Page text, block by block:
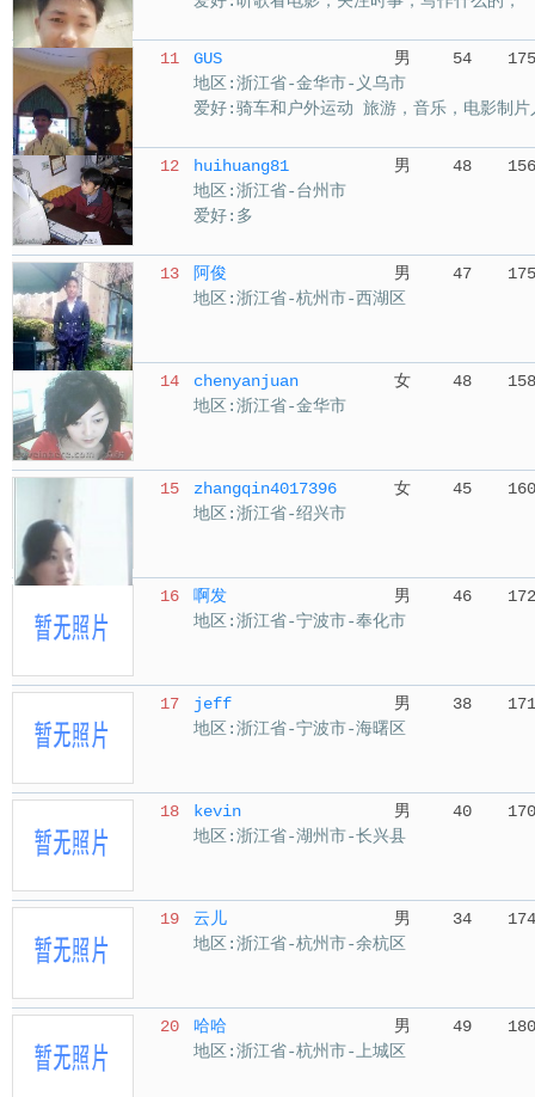
11 GUS 男 54
175
地区:浙江省-金华市-义乌市
爱好:骑车和户外运动 旅游，音乐，电影制片
12 huihuang81 男 48
156
地区:浙江省-台州市
爱好:多
13 阿俊 男 47
175
地区:浙江省-杭州市-西湖区
14 chenyanjuan 女 48
158
地区:浙江省-金华市
15 zhangqin4017396 女 45
160
地区:浙江省-绍兴市
16 啊发 男 46
172
地区:浙江省-宁波市-奉化市
17 jeff 男 38
171
地区:浙江省-宁波市-海曙区
18 kevin 男 40
170
地区:浙江省-湖州市-长兴县
19 云儿 男 34
174
地区:浙江省-杭州市-余杭区
20 哈哈 男 49
180
地区:浙江省-杭州市-上城区